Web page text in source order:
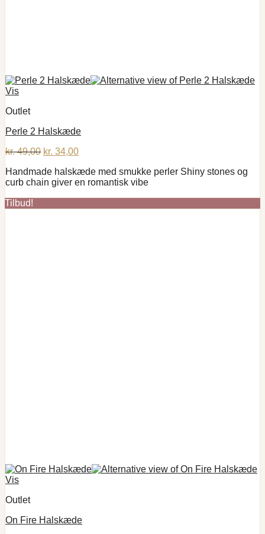
Vis
Outlet
Perle 2 Halskæde
kr.49,00 Den
pris
var:
kr. 34,00Den
pris
er:
Handmade halskæde med smukke perler Shiny stones og
curb chain giver en romantisk vibe
Tilbud!
Vis
Outlet
On Fire Halskæde